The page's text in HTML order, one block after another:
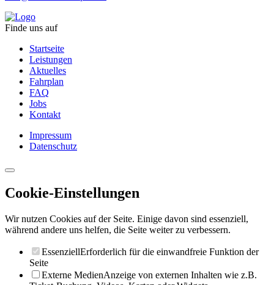
Finde uns auf
Startseite
Leistungen
Aktuelles
Fahrplan
FAQ
Jobs
Kontakt
Impressum
Datenschutz
Cookie-Einstellungen
Wir nutzen Cookies auf der Seite. Einige davon sind essenziell,
während andere uns helfen, die Seite weiter zu verbessern.
EssenziellErforderlich für die einwandfreie Funktion der
Seite
Externe MedienAnzeige von externen Inhalten wie z.B.